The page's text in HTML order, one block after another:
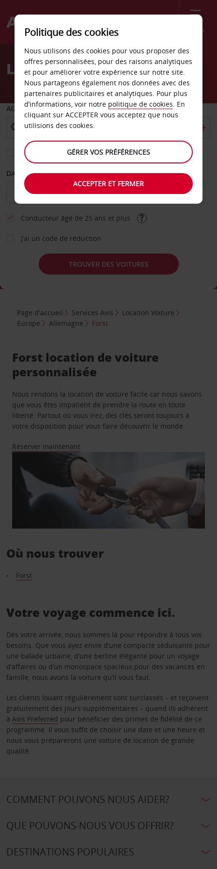
Menu
Welcome
AvisLocation de voiture Forst
AGENCE DE DÉPART
Sélectionnez une autre agence de retour
DATE DE DÉBUT DATE DE FIN
Conducteur âgé de 25 ans et plus
J’ai un code de réduction
TROUVER DES VOITURES
Page d'accueil Services Avis
Location Voiture
Europe
Allemagne Forst
Forst location de voiture
personnalisée
Nous rendons la location de voiture facile car nous savons
que vous êtes impatient de prendre la route en toute
liberté. Partout où vous irez, des clés seront toujours à
votre disposition pour vous faire découvrir le monde.
Réserver maintenant
Où nous trouver
Forst
Votre voyage commence ici.
Dès votre arrivée, nous sommes là pour répondre à tous vos
besoins. Que vous ayez envie d’une compacte séduisante pour
une balade urbaine, d’une berline élégante pour un voyage
d’affaires ou d’un monospace spacieux pour des vacances en
famille, nous avons la voiture qu’il vous faut.
Les clients louant régulièrement sont surclassés – et reçoivent
gratuitement des jours supplémentaires – quand ils adhèrent
à Avis Preferred pour bénéficier des primes de fidélité de ce
programme. Il vous suffit de choisir une date et une heure et
nous vous préparerons une voiture de location de grande
qualité.
COMMENT POUVONS NOUS AIDER?
QUE POUVONS-NOUS VOUS OFFRIR?
DESTINATIONS POPULAIRES
Politique des cookies
Nous utilisons des cookies pour vous proposer des
offres personnalisées, pour des raisons analytiques
et pour améliorer votre expérience sur notre site.
Nous partageons également nos données avec des
partenaires publicitaires et analytiques. Pour plus
d’informations, voir notre politique de cookies. En
cliquant sur ACCEPTER vous acceptez que nous
utilisions des cookies.
GÉRER VOS PRÉFÉRENCES
ACCEPTER ET FERMER